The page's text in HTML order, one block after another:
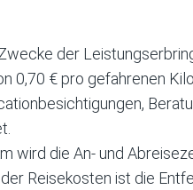
der
0,70 € pro gefahrenen
wird die An- und
Reisekosten ist die